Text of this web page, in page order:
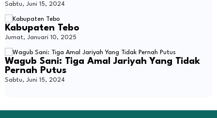
Sabtu, Juni 15, 2024
Kabupaten Tebo
Jumat, Januari 10, 2025
Wagub Sani: Tiga Amal Jariyah Yang Tidak
Pernah Putus
Sabtu, Juni 15, 2024